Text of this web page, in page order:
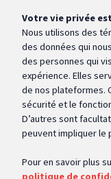
Votre vie privée
Nous utilisons des
des données qui
des personnes qui
expérience. Elles
de nos plateformes.
sécurité et le
D’autres sont
peuvent impliquer le
Pour en savoir plus
politique de